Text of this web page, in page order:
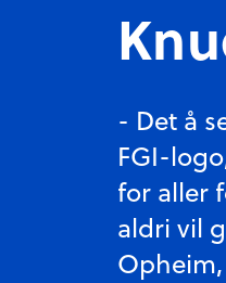
- Det å
FGI-
for aller
aldri vil